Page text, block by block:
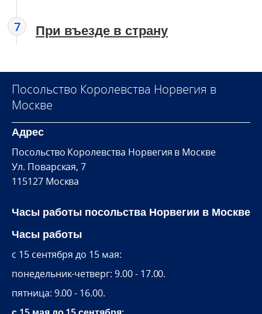
7 При въезде в страну
Посольство Королевства Норвегия в
Москве
Адрес
Посольство Королевства Норвегия в Москве
Ул. Поварская, 7
115127 Москва
Часы работы посольства Норвегии в Москве
Часы работы
c 15 сентября до 15 мая:
понедельник-четверг: 9.00 - 17.00.
пятница: 9.00 - 16.00.